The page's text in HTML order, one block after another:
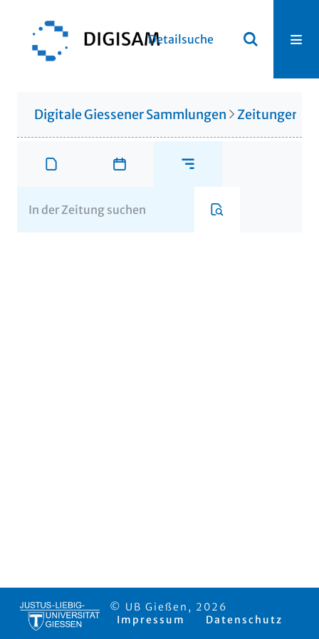
Detailsuche
Digitale Giessener Sammlungen Zeitungen
© UB Gießen, 2026
Impressum
Datenschutz